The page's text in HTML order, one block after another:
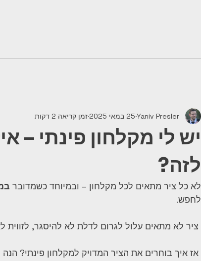
יש לי מקלחון פינתי –
לזה?
Yaniv Presler 25 במאי 2025 זמן קריאה 2 דקות
לא כל ציר מתאים לכל מקלחון – ובמיוחד כשמדובר
לחפש.